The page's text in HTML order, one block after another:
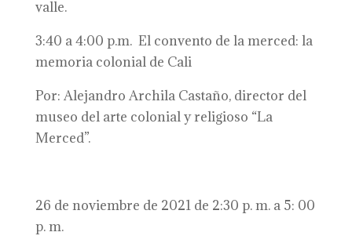
valle.
3:40 a 4:00 p.m. El convento de la merced: la
memoria colonial de Cali
Por: Alejandro Archila Castaño, director del
museo del arte colonial y religioso “La
Merced”.
26 de noviembre de 2021 de 2:30 p. m. a 5: 00
p. m.